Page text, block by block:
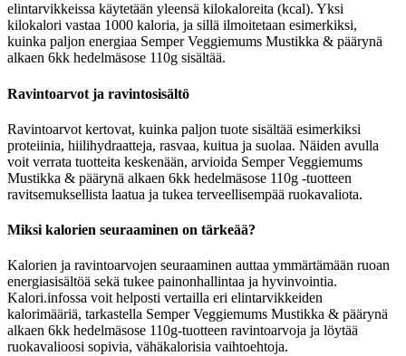
elintarvikkeissa käytetään yleensä kilokaloreita (kcal). Yksi
kilokalori vastaa 1000 kaloria, ja sillä ilmoitetaan esimerkiksi,
kuinka paljon energiaa Semper Veggiemums Mustikka & päärynä
alkaen 6kk hedelmäsose 110g sisältää.
Ravintoarvot ja ravintosisältö
Ravintoarvot kertovat, kuinka paljon tuote sisältää esimerkiksi
proteiinia, hiilihydraatteja, rasvaa, kuitua ja suolaa. Näiden avulla
voit verrata tuotteita keskenään, arvioida Semper Veggiemums
Mustikka & päärynä alkaen 6kk hedelmäsose 110g -tuotteen
ravitsemuksellista laatua ja tukea terveellisempää ruokavaliota.
Miksi kalorien seuraaminen on tärkeää?
Kalorien ja ravintoarvojen seuraaminen auttaa ymmärtämään ruoan
energiasisältöä sekä tukee painonhallintaa ja hyvinvointia.
Kalori.infossa voit helposti vertailla eri elintarvikkeiden
kalorimääriä, tarkastella Semper Veggiemums Mustikka & päärynä
alkaen 6kk hedelmäsose 110g-tuotteen ravintoarvoja ja löytää
ruokavalioosi sopivia, vähäkalorisia vaihtoehtoja.